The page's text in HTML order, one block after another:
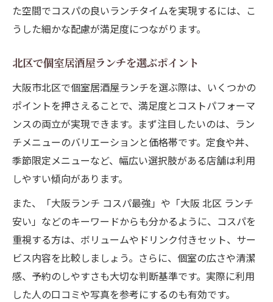
た空間でコスパの良いランチタイムを実現するには、こ
うした細かな配慮が満足度につながります。
北区で個室居酒屋ランチを選ぶポイント
大阪市北区で個室居酒屋ランチを選ぶ際は、いくつかの
ポイントを押さえることで、満足度とコストパフォーマ
ンスの両立が実現できます。まず注目したいのは、ラン
チメニューのバリエーションと価格帯です。定食や丼、
季節限定メニューなど、幅広い選択肢がある店舗は利用
しやすい傾向があります。
また、「大阪ランチ コスパ最強」や「大阪 北区 ランチ
安い」などのキーワードからも分かるように、コスパを
重視する方は、ボリュームやドリンク付きセット、サー
ビス内容を比較しましょう。さらに、個室の広さや清潔
感、予約のしやすさも大切な判断基準です。実際に利用
した人の口コミや写真を参考にするのも有効です。